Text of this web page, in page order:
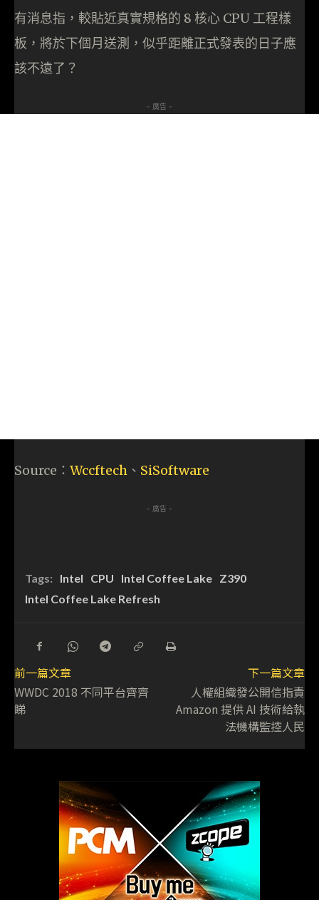
有消息指，較貼近真實規格的 8 核心 CPU 工程樣
板，將於下個月送測，似乎距離正式發表的日子應
該不遠了？
- 廣告 -
Source： Wccftech 、 SiSoftware
- 廣告 -
Tags: Intel CPU Intel Coffee Lake Z390
Intel Coffee Lake Refresh
前一篇文章
WWDC 2018 不同平台齊齊
睇
下一篇文章
人權組織發公開信指責
Amazon 提供 AI 技術給執
法機構監控人民